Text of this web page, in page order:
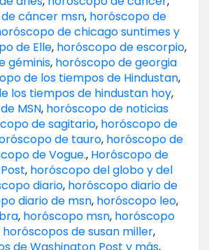
cáncer msn, horóscopo de
de chicago suntimes y
de Elle, horóscopo de escorpio,
géminis, horóscopo de georgia
de los tiempos de Hindustan,
los tiempos de hindustan hoy,
MSN, horóscopo de noticias
de sagitario, horóscopo de
de tauro, horóscopo de
de Vogue., Horóscopo de
, horóscopo del globo y del
diario, horóscopo diario de
diario de msn, horóscopo leo,
, horóscopo msn, horóscopo
horóscopos de susan miller,
de Washington Post y más,